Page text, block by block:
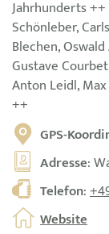
Jahrhunderts
Schönleber,
Blechen,
Gustave
Anton Leidl,
++
GPS-
Adresse:
Telefon:
Website